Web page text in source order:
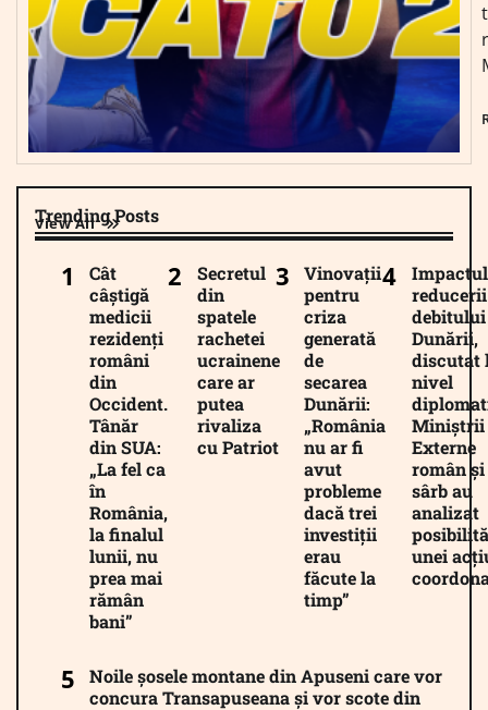
Trending Posts
View All
Cât
câștigă
medicii
rezidenți
români
din
Occident.
Tânăr
din SUA:
„La fel ca
în
România,
la finalul
lunii, nu
prea mai
rămân
bani”
Secretul
din
spatele
rachetei
ucrainene
care ar
putea
rivaliza
cu Patriot
Vinovații
pentru
criza
generată
de
secarea
Dunării:
„România
nu ar fi
avut
probleme
dacă trei
investiții
erau
făcute la
timp”
Impactul
reducerii
debitului
Dunării,
discutat
nivel
Miniștrii
Externe
român și
sârb au
analizat
unei
Noile șosele montane din Apuseni care vor
concura Transapuseana și vor scote din